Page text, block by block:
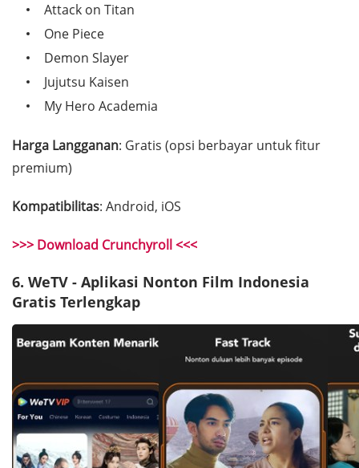
Attack on Titan
One Piece
Demon Slayer
Jujutsu Kaisen
My Hero Academia
Harga Langganan: Gratis (opsi berbayar untuk fitur
premium)
Kompatibilitas: Android, iOS
>>> Download Crunchyroll <<<
6. WeTV - Aplikasi Nonton Film Indonesia
Gratis Terlengkap